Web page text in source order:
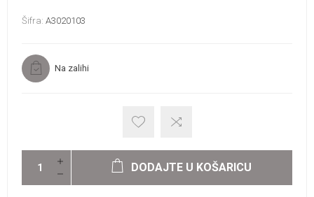
Šifra: A3020103
Na zalihi
DODAJTE U KOŠARICU